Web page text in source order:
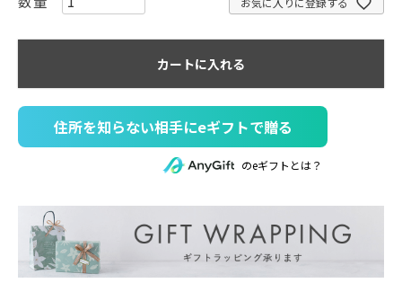
カートに入れる
住所を知らない相手にeギフトで贈る
のeギフトとは？